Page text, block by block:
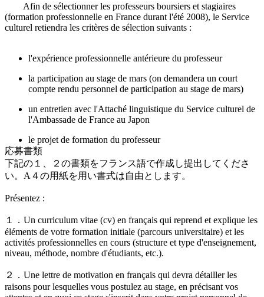
Afin de sélectionner les professeurs boursiers et stagiaires
(formation professionnelle en France durant l'été 2008), le Service
culturel retiendra les critères de sélection suivants :
l'expérience professionnelle antérieure du professeur
la participation au stage de mars (on demandera un court
compte rendu personnel de participation au stage de mars)
un entretien avec l'Attaché linguistique du Service culturel de
l'Ambassade de France au Japon
le projet de formation du professeur
応募書類
下記の１、２の書類をフランス語で作成し提出してくださ
い。A４の用紙を用い書式は自由とします。
Présentez :
１．Un curriculum vitae (cv) en français qui reprend et explique les
éléments de votre formation initiale (parcours universitaire) et les
activités professionnelles en cours (structure et type d'enseignement,
niveau, méthode, nombre d'étudiants, etc.).
２．Une lettre de motivation en français qui devra détailler les
raisons pour lesquelles vous postulez au stage, en précisant vos